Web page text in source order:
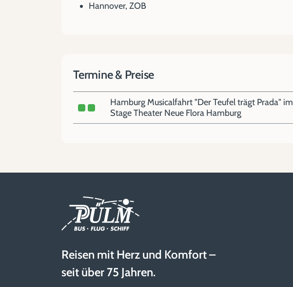
Hannover, ZOB
Termine & Preise
Hamburg Musicalfahrt "Der Teufel trägt Prada" im
Stage Theater Neue Flora Hamburg
Reisen mit Herz und Komfort –
seit über 75 Jahren.